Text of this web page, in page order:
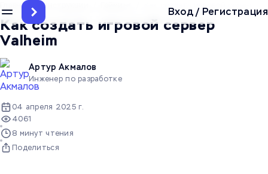
Вход/ Регистрация
Главная Инструкции
Как создать игровой сервер
Valheim
Артур Акмалов
Инженер по разработке
04 апреля 2025 г.
4061
8 минут чтения
Поделиться